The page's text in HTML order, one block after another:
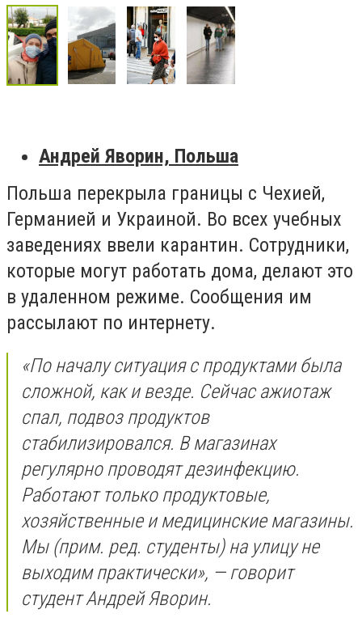
Андрей Яворин, Польша
Польша перекрыла границы с Чехией,
Германией и Украиной. Во всех учебных
заведениях ввели карантин. Сотрудники,
которые могут работать дома, делают это
в удаленном режиме. Сообщения им
рассылают по интернету.
«По началу ситуация с продуктами была
сложной, как и везде. Сейчас ажиотаж
спал, подвоз продуктов
стабилизировался. В магазинах
регулярно проводят дезинфекцию.
Работают только продуктовые,
хозяйственные и медицинские магазины.
Мы (прим. ред. студенты) на улицу не
выходим практически», — говорит
студент Андрей Яворин.